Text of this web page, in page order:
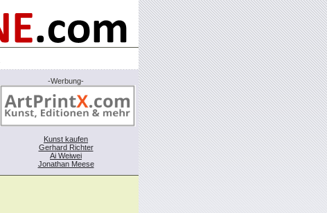
-Werbung-
Kunst kaufen
Gerhard Richter
Ai Weiwei
Jonathan Meese